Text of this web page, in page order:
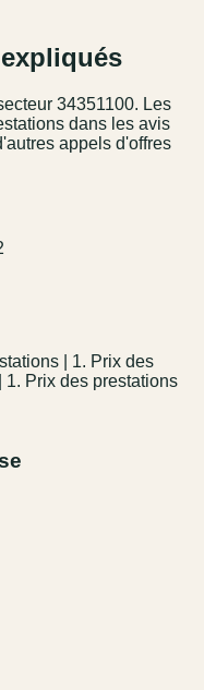
34351100. Les
dans les avis
appels d'offres
| 1. Prix des
1. Prix des prestations